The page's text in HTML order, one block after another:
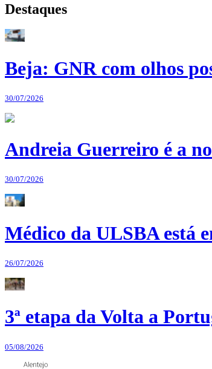
Destaques
Beja: GNR com olhos
30/07/2026
Andreia Guerreiro é a
30/07/2026
Médico da ULSBA está
26/07/2026
3ª etapa da Volta a
05/08/2026